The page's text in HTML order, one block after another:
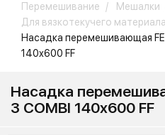
Перемешивание
Мешалки
Для вязкотекучего материала
Насадка перемешивающая
140x600 FF
Насадка
3 COMBI 140x600 FF